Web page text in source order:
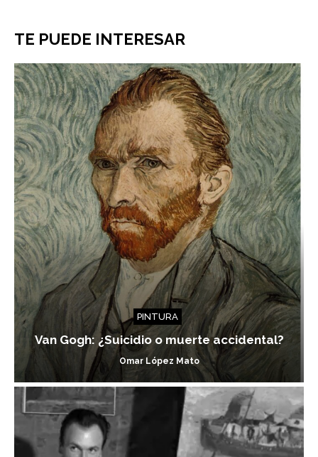
TE PUEDE INTERESAR
PINTURA
Van Gogh: ¿Suicidio o muerte accidental?
Omar López Mato